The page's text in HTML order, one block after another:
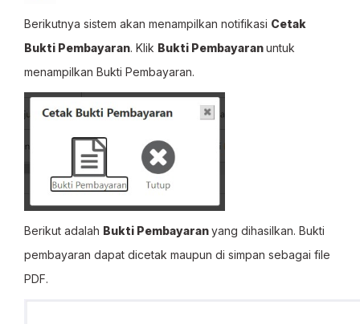
Berikutnya sistem akan menampilkan notifikasi Cetak
Bukti Pembayaran. Klik Bukti Pembayaranuntuk
menampilkan Bukti Pembayaran.
Berikut adalah Bukti Pembayaranyang dihasilkan. Bukti
pembayaran dapat dicetak maupun di simpan sebagai file
PDF.